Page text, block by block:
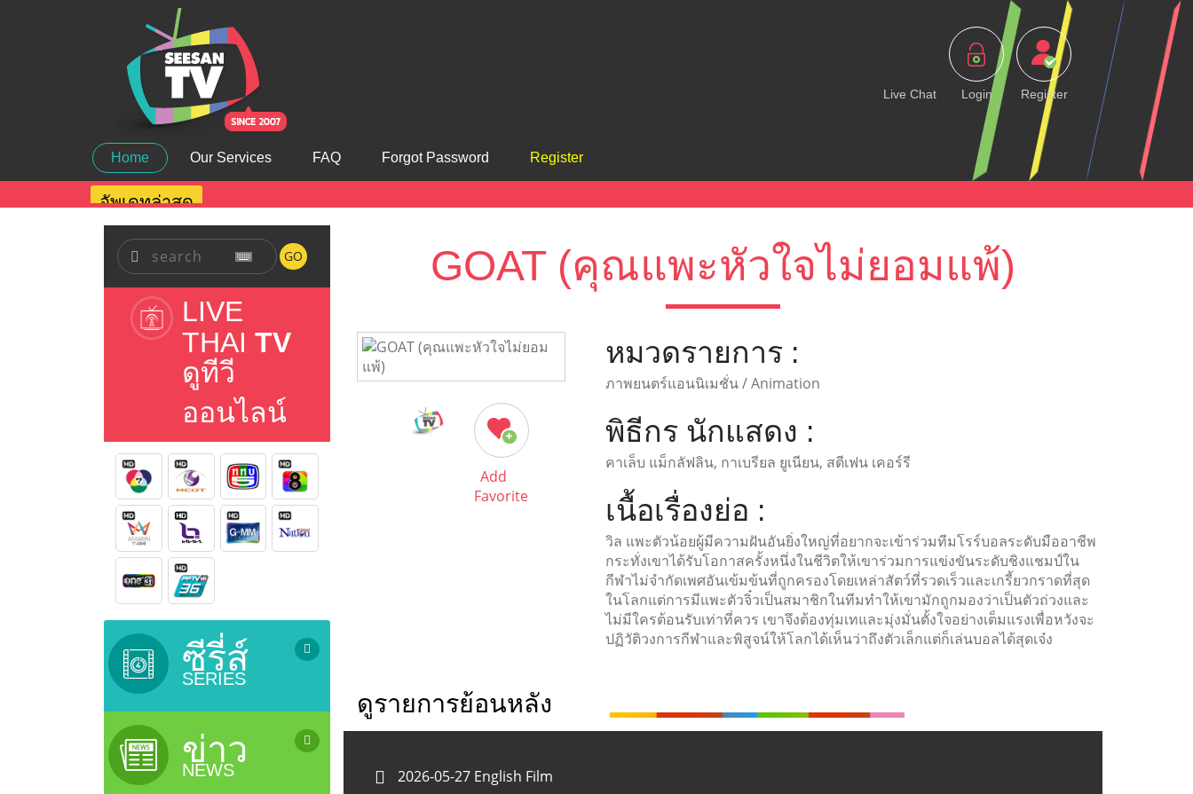
Live Chat Login Register
Home Our Services FAQ Forgot Password Register
อัพเดทล่าสุด
GO
LIVE
THAI TV
ดูทีวี
ออนไลน์
ซีรี่ส์
SERIES
ซีรี่ย์เกาหลี (เสียงไทย) / Korean
Series
ซีรี่ย์ยูริ (ซีรี่ย์หญิงรักหญิง) / Lesbian
Serie
ข่าว
NEWS
GOAT (คุณแพะหัวใจไม่ยอมแพ้)
Add
Favorite
หมวดรายการ :
ภาพยนตร์แอนนิเมชั่น / Animation
พิธีกร นักแสดง :
คาเล็บ แม็กลัฟลิน, กาเบรียล ยูเนียน, สตีเฟน เคอร์รี
เนื้อเรื่องย่อ :
วิล แพะตัวน้อยผู้มีความฝันอันยิ่งใหญ่ที่อยากจะเข้าร่วมทีมโรร์บอลระดับมืออาชีพ
กระทั่งเขาได้รับโอกาสครั้งหนึ่งในชีวิตให้เขาร่วมการแข่งขันระดับชิงแชมป์ใน
กีฬาไม่จำกัดเพศอันเข้มข้นที่ถูกครองโดยเหล่าสัตว์ที่รวดเร็วและเกรี้ยวกราดที่สุด
ในโลกแต่การมีแพะตัวจิ๋วเป็นสมาชิกในทีมทำให้เขามักถูกมองว่าเป็นตัวถ่วงและ
ไม่มีใครต้อนรับเท่าที่ควร เขาจึงต้องทุ่มเทและมุ่งมั่นตั้งใจอย่างเต็มแรงเพื่อหวังจะ
ปฏิวัติวงการกีฬาและพิสูจน์ให้โลกได้เห็นว่าถึงตัวเล็กแต่ก็เล่นบอลได้สุดเจ๋ง
ดูรายการย้อนหลัง
2026-05-27 English Film